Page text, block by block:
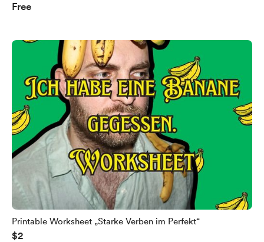
Free
Printable Worksheet „Starke Verben im Perfekt“
$2